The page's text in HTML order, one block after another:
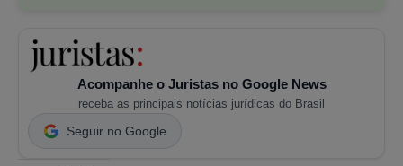
Acompanhe o Juristas no Google News
receba as principais notícias jurídicas do Brasil
Seguir no Google